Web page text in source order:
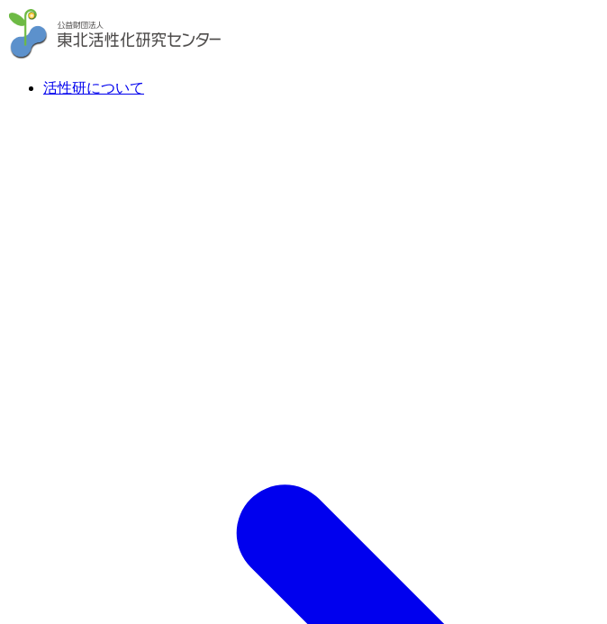
活性研について